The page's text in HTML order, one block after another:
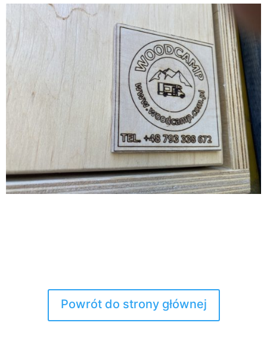
Powrót do strony głównej